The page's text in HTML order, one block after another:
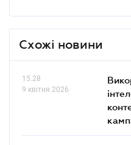
Схожі новини
15.28
9 квітня 2026